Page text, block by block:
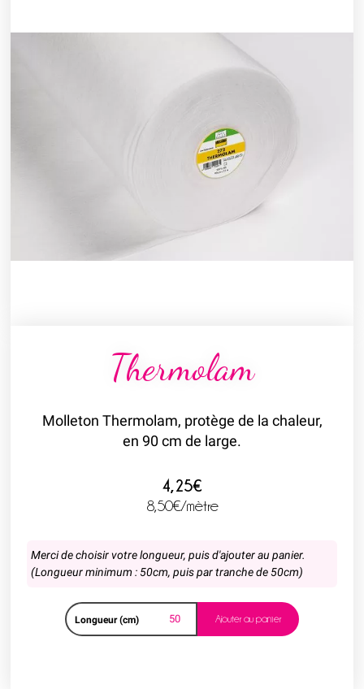
Thermolam
Molleton Thermolam, protège de la chaleur,
en 90 cm de large.
4,25€
8,50€/mètre
Merci de choisir votre longueur, puis d'ajouter au panier.
(Longueur minimum : 50cm, puis par tranche de 50cm)
Longueur (cm) Ajouter au panier